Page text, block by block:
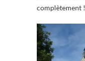
complètement !